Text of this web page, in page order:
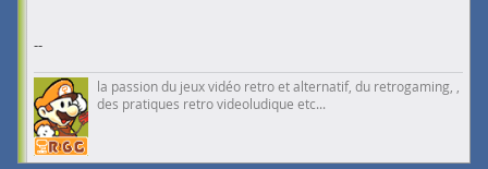
--
la passion du jeux vidéo retro et alternatif, du retrogaming, ,
des pratiques retro videoludique etc...